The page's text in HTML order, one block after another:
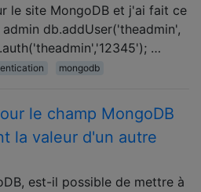
le site MongoDB et j'ai fait ce
db.addUser('theadmin',
…
mongodb
le champ MongoDB
la valeur d'un autre
est-il possible de mettre à